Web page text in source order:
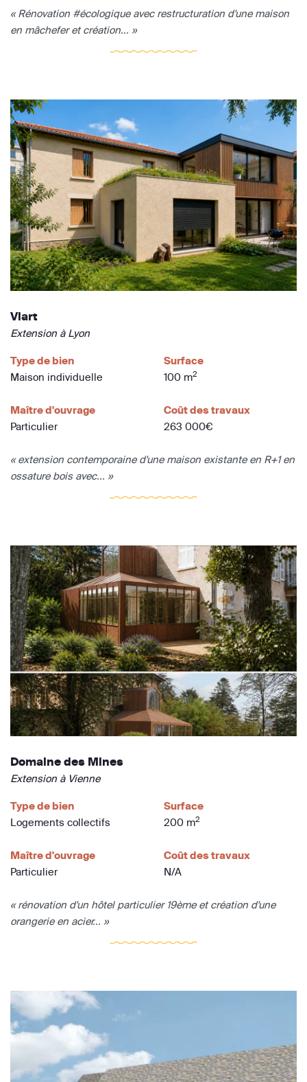
« Rénovation #écologique avec restructuration d'une maison
en mâchefer et création... »
Viart
Extension à Lyon
Type de bien
Maison individuelle
Surface
100 m2
Maître d'ouvrage
Particulier
Coût des travaux
263 000€
« extension contemporaine d'une maison existante en R+1 en
ossature bois avec... »
Domaine des Mines
Extension à Vienne
Type de bien
Logements collectifs
Surface
200 m2
Maître d'ouvrage
Particulier
Coût des travaux
N/A
« rénovation d'un hôtel particulier 19ème et création d'une
orangerie en acier... »